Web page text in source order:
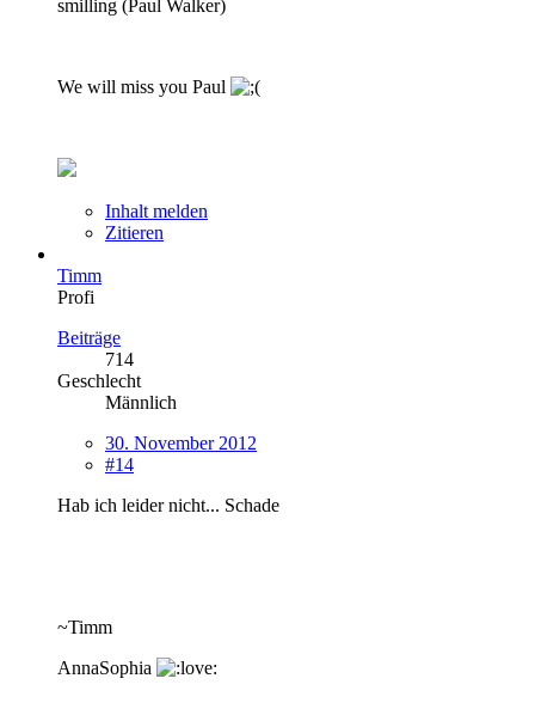
smilling (Paul Walker)
We will miss you Paul
Inhalt melden
Zitieren
Timm
Profi
Beiträge
714
Geschlecht
Männlich
30. November 2012
#14
Hab ich leider nicht... Schade
~Timm
AnnaSophia